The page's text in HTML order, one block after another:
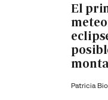
El
Patricia